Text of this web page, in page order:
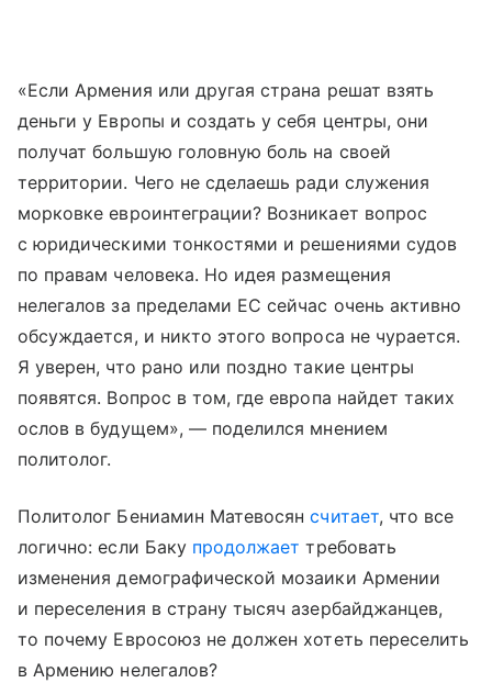
«Если Армения или другая страна решат взять
деньги у Европы и создать у себя центры, они
получат большую головную боль на своей
территории. Чего не сделаешь ради служения
морковке евроинтеграции? Возникает вопрос
с юридическими тонкостями и решениями судов
по правам человека. Но идея размещения
нелегалов за пределами ЕС сейчас очень активно
обсуждается, и никто этого вопроса не чурается.
Я уверен, что рано или поздно такие центры
появятся. Вопрос в том, где европа найдет таких
ослов в будущем», — поделился мнением
политолог.
Политолог Бениамин Матевосянсчитает, что все
логично: если Баку продолжает требовать
изменения демографической мозаики Армении
и переселения в страну тысяч азербайджанцев,
то почему Евросоюз не должен хотеть переселить
в Армению нелегалов?